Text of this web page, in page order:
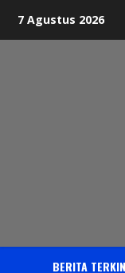
7 Agustus 2026
BERITA